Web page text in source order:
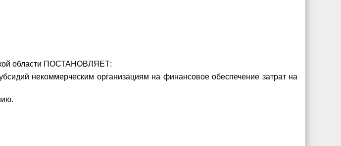
области ПОСТАНОВЛЯЕТ:
некоммерческим организациям на финансовое обеспечение затрат на